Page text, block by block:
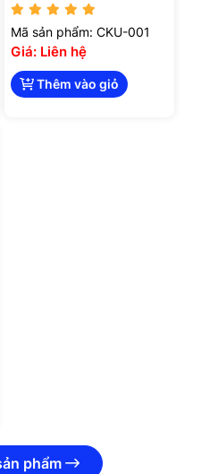
Mã sản phẩm: CKU-001
Giá: Liên hệ
Thêm vào giỏ
phẩm